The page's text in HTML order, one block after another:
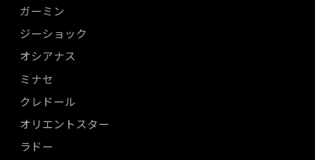
ガーミン
ジーショック
オシアナス
ミナセ
クレドール
オリエントスター
ラドー